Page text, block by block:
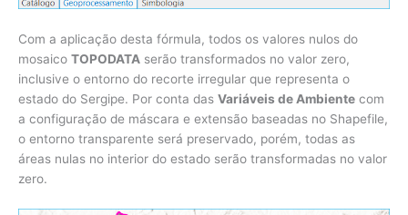
Com a aplicação desta fórmula, todos os valores nulos do
mosaico TOPODATA serão transformados no valor zero,
inclusive o entorno do recorte irregular que representa o
estado do Sergipe. Por conta das Variáveis de Ambiente com
a configuração de máscara e extensão baseadas no Shapefile,
o entorno transparente será preservado, porém, todas as
áreas nulas no interior do estado serão transformadas no valor
zero.